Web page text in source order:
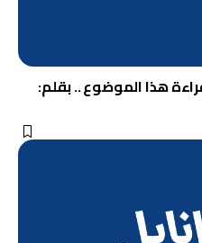
هذا الموضوع .. بقلم: